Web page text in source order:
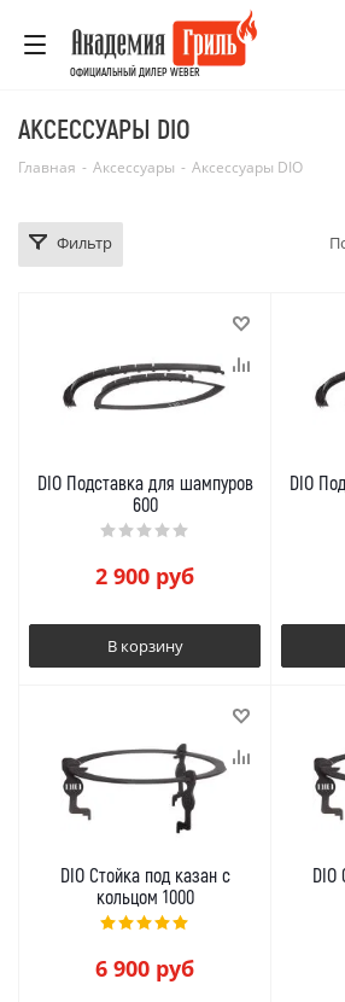
ОФИЦИАЛЬНЫЙ ДИЛЕР WEBER
АКСЕССУАРЫ DIO
Главная - Аксессуары - Аксессуары DIO
Фильтр
DIO Подставка для шампуров
600
2 900 руб
В корзину
DIO
DIO Стойка под казан с
кольцом 1000
6 900 руб
DIO